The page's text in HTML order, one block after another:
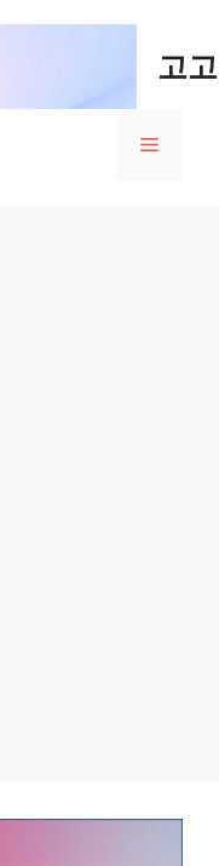
고
Menu